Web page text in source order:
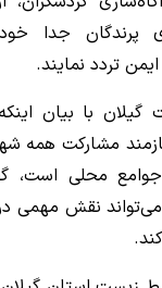
پرندگان جدا
تردد نمایند.
با بیان
مشارکت همه
جوامع محلی است،
نقش مهمی